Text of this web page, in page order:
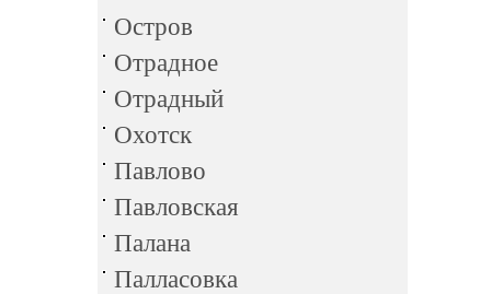
Остров
Отрадное
Отрадный
Охотск
Павлово
Павловская
Палана
Палласовка